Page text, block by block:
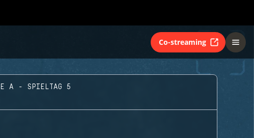
Co-streaming
A - SPIELTAG 5